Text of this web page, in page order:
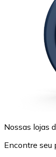
Nossas lojas
Encontre